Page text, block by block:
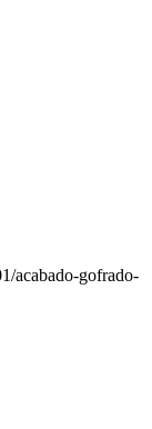
acabado-gofrado-